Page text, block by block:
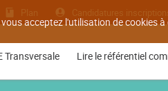
acceptez l'utilisation de cookies
Plan Candidatures inscriptions
Transversale Lire le référentiel